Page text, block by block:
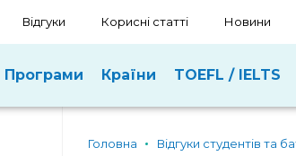
Відгуки Корисні статті Новини
Програми Країни TOEFL / IELTS
Головна Відгуки студентів та